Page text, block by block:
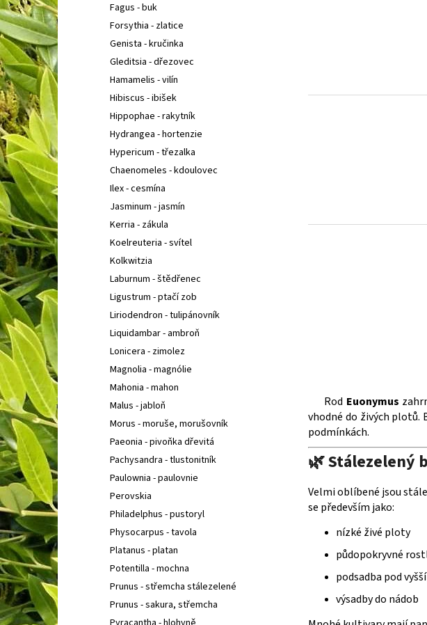
Fagus - buk
Forsythia - zlatice
Genista - kručinka
Gleditsia - dřezovec
Hamamelis - vilín
Hibiscus - ibišek
Hippophae - rakytník
Hydrangea - hortenzie
Hypericum - třezalka
Chaenomeles - kdoulovec
Ilex - cesmína
Jasminum - jasmín
Kerria - zákula
Koelreuteria - svítel
Kolkwitzia
Laburnum - štědřenec
Ligustrum - ptačí zob
Liriodendron - tulipánovník
Liquidambar - ambroň
Lonicera - zimolez
Magnolia - magnólie
Mahonia - mahon
Malus - jabloň
Morus - moruše, morušovník
Paeonia - pivoňka dřevitá
Pachysandra - tlustonitník
Paulownia - paulovnie
Perovskia
Philadelphus - pustoryl
Physocarpus - tavola
Platanus - platan
Potentilla - mochna
Prunus - střemcha stálezelené
Prunus - sakura, střemcha
Rod Euonymus
vhodné do živých plotů.
podmínkách.
🌿 Stálezelený
Velmi oblíbené jsou
se především jako:
nízké živé ploty
půdopokryvné
podsadba pod
výsadby do nádob